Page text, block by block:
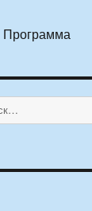
Программа